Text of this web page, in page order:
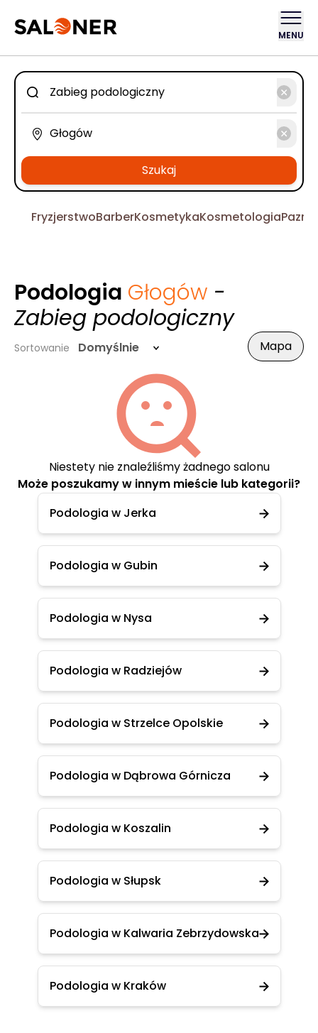
MENU
Szukaj
FryzjerstwoBarberKosmetykaKosmetologia
Podologia Głogów -
Zabieg podologiczny
Sortowanie Domyślnie Mapa
Niestety nie znaleźliśmy żadnego salonu
Może poszukamy w innym mieście lub kategorii?
Podologia w Jerka
Podologia w Gubin
Podologia w Nysa
Podologia w Radziejów
Podologia w Strzelce Opolskie
Podologia w Dąbrowa Górnicza
Podologia w Koszalin
Podologia w Słupsk
Podologia w Kalwaria Zebrzydowska
Podologia w Kraków